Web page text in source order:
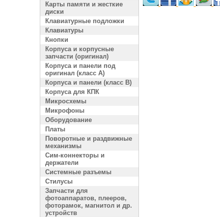
Карты памяти и жесткие
диски
Клавиатурные подложки
Клавиатуры
Кнопки
Корпуса и корпусные
запчасти (оригинал)
Корпуса и панели под
оригинал (класс A)
Корпуса и панели (класс B)
Корпуса для КПК
Микросхемы
Микрофоны
Оборудование
Платы
Поворотные и раздвижные
механизмы
Сим-коннекторы и
держатели
Системные разъемы
Стилусы
Запчасти для
фотоаппаратов, плееров,
фоторамок, магнитол и др.
устройств